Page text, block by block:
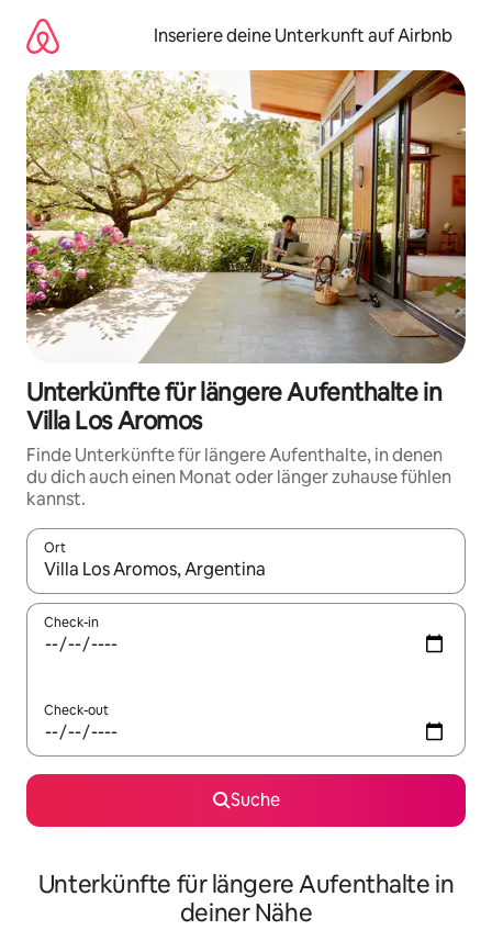
Inhalten
springen
Inseriere deine Unterkunft auf Airbnb
Unterkünfte für längere Aufenthalte in
Villa Los Aromos
Finde Unterkünfte für längere Aufenthalte, in denen
du dich auch einen Monat oder länger zuhause fühlen
kannst.
Ort
Wenn Ergebnisse verfügbar sind, navigiere mit den
Check-in
Check-out
Suche
Unterkünfte für längere Aufenthalte in
deiner Nähe